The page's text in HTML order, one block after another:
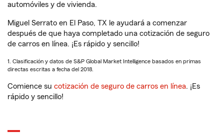
automóviles y de vivienda.
Miguel Serrato en El Paso, TX le ayudará a comenzar
después de que haya completado una cotización de seguro
de carros en línea. ¡Es rápido y sencillo!
1. Clasificación y datos de S&P Global Market Intelligence basados en primas
directas escritas a fecha del 2018.
Comience su cotización de seguro de carros en línea. ¡Es
rápido y sencillo!